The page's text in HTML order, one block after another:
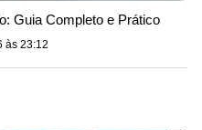
Guia Completo e Prático
às 23:12